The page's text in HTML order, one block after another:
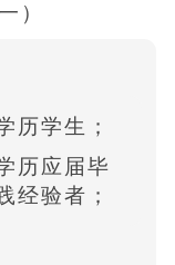
）
历学生；
历应届毕
经验者；